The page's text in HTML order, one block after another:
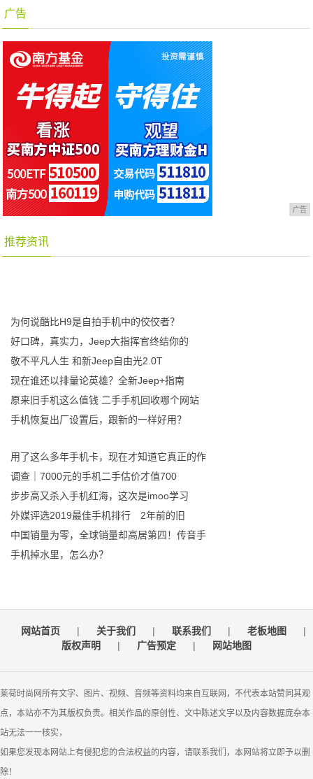
广告
广告
推荐资讯
为何说酷比H9是自拍手机中的佼佼者？
好口碑，真实力，Jeep大指挥官终结你的
敬不平凡人生 和新Jeep自由光2.0T
现在谁还以排量论英雄？全新Jeep+指南
原来旧手机这么值钱 二手手机回收哪个网站
手机恢复出厂设置后，跟新的一样好用？
用了这么多年手机卡，现在才知道它真正的作
调查｜7000元的手机二手估价才值700
步步高又杀入手机红海，这次是imoo学习
外媒评选2019最佳手机排行 2年前的旧
中国销量为零，全球销量却高居第四！传音手
手机掉水里，怎么办？
网站首页 | 关于我们 | 联系我们 | 老板地图
|
版权声明
| 广告预定 | 网站地图
莱荷时尚网所有文字、图片、视频、音频等资料均来自互联网，不代表本站赞同其观
点，本站亦不为其版权负责。相关作品的原创性、文中陈述文字以及内容数据庞杂本
站无法一一核实，
如果您发现本网站上有侵犯您的合法权益的内容，请联系我们，本网站将立即予以删
除！